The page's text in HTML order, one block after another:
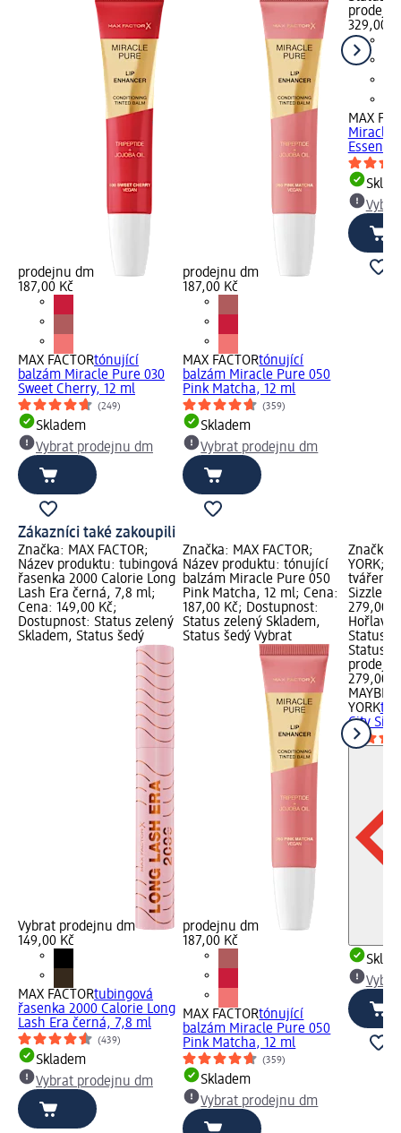
prodejnu dm
187,00 Kč
MAX FACTORtónující
balzám Miracle Pure 030
Sweet Cherry, 12 ml
(249)
Skladem
Vybrat prodejnu dm
prodejnu dm
187,00 Kč
MAX FACTORtónující
balzám Miracle Pure 050
Pink Matcha, 12 ml
(359)
Skladem
Vybrat prodejnu dm
329,00
MAX
Miracle
Zákazníci také zakoupili
Značka: MAX FACTOR;
Název produktu: tubingová
řasenka 2000 Calorie Long
Lash Era černá, 7,8 ml;
Cena: 149,00 Kč;
Dostupnost: Status zelený
Skladem, Status šedý
Vybrat prodejnu dm
149,00 Kč
MAX FACTORtubingová
řasenka 2000 Calorie Long
Lash Era černá, 7,8 ml
(439)
Skladem
Vybrat prodejnu dm
Značka: MAX FACTOR;
Název produktu: tónující
balzám Miracle Pure 050
Pink Matcha, 12 ml; Cena:
187,00 Kč; Dostupnost:
Status zelený Skladem,
Status šedý Vybrat
prodejnu dm
187,00 Kč
MAX FACTORtónující
balzám Miracle Pure 050
Pink Matcha, 12 ml
(359)
Skladem
Vybrat prodejnu dm
Značka:
YORK;
Sizzle,
279,00
Hořlavé
Status
Status
279,00
YORK
City